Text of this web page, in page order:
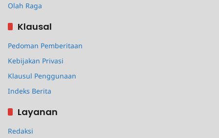
Olah Raga
Klausal
Pedoman Pemberitaan
Kebijakan Privasi
Klausul Penggunaan
Indeks Berita
Layanan
Redaksi